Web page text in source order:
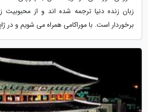
زبان زنده دنیا ترجمه شده اند و از محبوبیت
برخوردار است. با موراکامی همراه می شویم و در